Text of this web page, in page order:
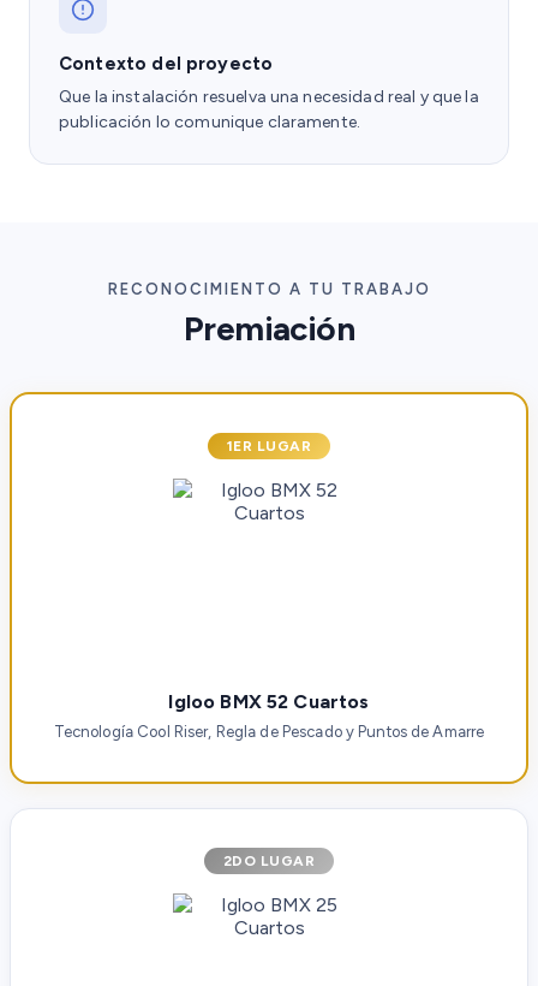
Contexto del proyecto
Que la instalación resuelva una necesidad real y que la
publicación lo comunique claramente.
RECONOCIMIENTO A TU TRABAJO
Premiación
1ER LUGAR
Igloo BMX 52 Cuartos
Tecnología Cool Riser, Regla de Pescado y Puntos de Amarre
2DO LUGAR